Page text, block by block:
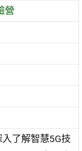
營
了解智慧5G技